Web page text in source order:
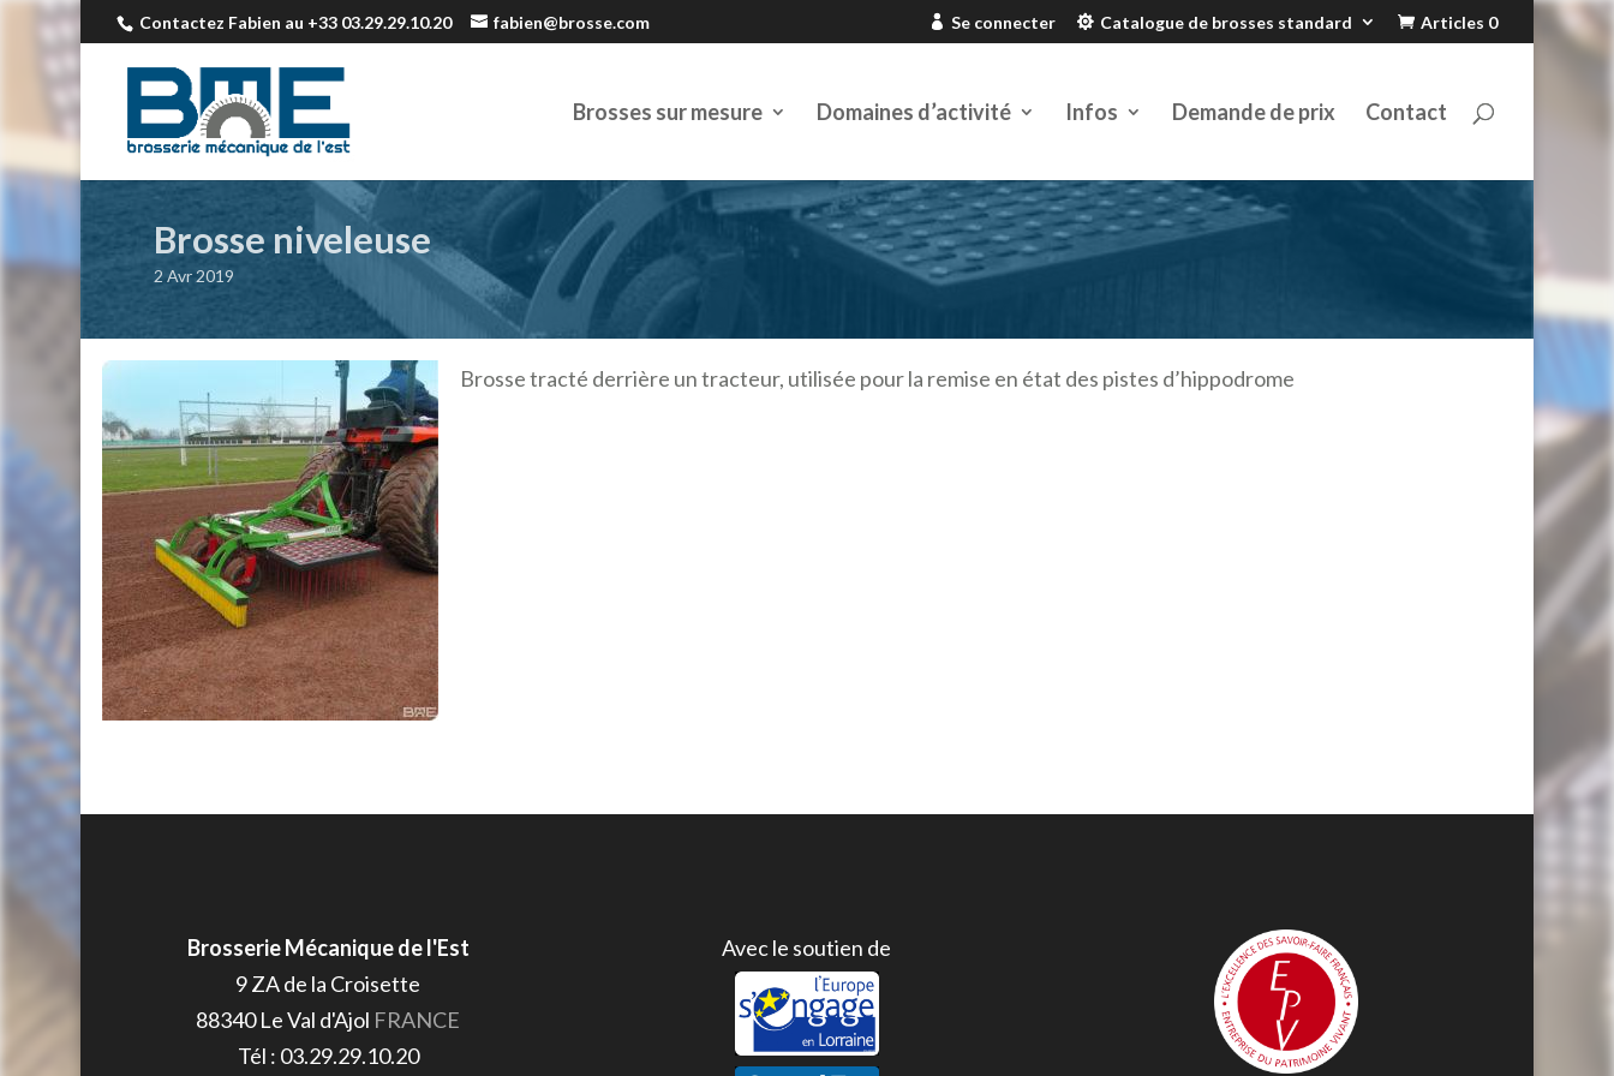
Contactez Fabien au +33 03.29.29.10.20 fabien@brosse.com Se connecter Catalogue de brosses standard Articles 0
Brosses sur mesure Domaines d’activité Infos Demande de prix Contact
Brosse niveleuse
2 Avr 2019
Brosse tracté derrière un tracteur, utilisée pour la remise en état des pistes d’hippodrome
Brosserie Mécanique de l'Est
9 ZA de la Croisette
88340 Le Val d'Ajol FRANCE
Tél : 03.29.29.10.20
Avec le soutien de